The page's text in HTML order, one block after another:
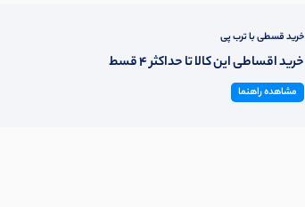
خرید قسطی با ترب پی
خرید اقساطی این کالا تا حداکثر 4 قسط
مشاهده راهنما